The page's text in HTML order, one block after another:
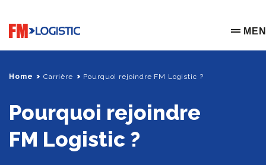
Go to home page
OPEN
Home Carrière Pourquoi rejoindre FM Logistic ?
Pourquoi rejoindre
FM Logistic ?